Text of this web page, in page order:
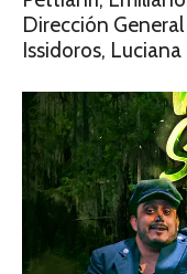
Dirección
Issidoros,